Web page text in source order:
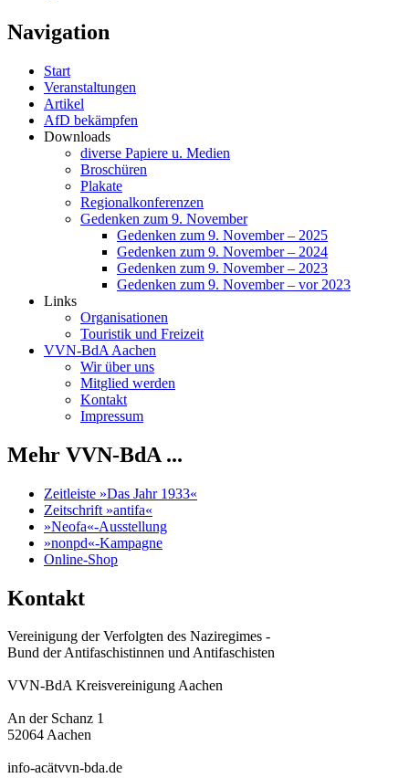
Navigation
Start
Veranstaltungen
Artikel
AfD bekämpfen
Downloads
diverse Papiere u. Medien
Broschüren
Plakate
Regionalkonferenzen
Gedenken zum 9. November
Gedenken zum 9. November – 2025
Gedenken zum 9. November – 2024
Gedenken zum 9. November – 2023
Gedenken zum 9. November – vor 2023
Links
Organisationen
Touristik und Freizeit
VVN-BdA Aachen
Wir über uns
Mitglied werden
Kontakt
Impressum
Mehr VVN-BdA ...
Zeitleiste »Das Jahr 1933«
Zeitschrift »antifa«
»Neofa«-Ausstellung
»nonpd«-Kampagne
Online-Shop
Kontakt
Vereinigung der Verfolgten des Naziregimes -
Bund der Antifaschistinnen und Antifaschisten
VVN-BdA Kreisvereinigung Aachen
An der Schanz 1
52064 Aachen
info-acätvvn-bda.de